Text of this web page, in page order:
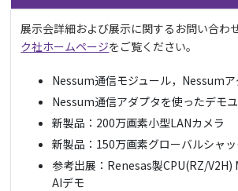
展示会詳細および展示に関するお問い合わ
ク社ホームページをご覧ください。
Nessum通信モジュール，Nessumア
Nessum通信アダプタを使ったデモ
新製品：200万画素小型LANカメラ
新製品：150万画素グローバルシャ
参考出展：Renesas製CPU(RZ/V2H)
AIデモ